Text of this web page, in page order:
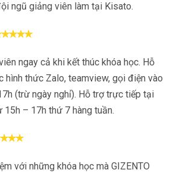
ngũ giảng viên làm tại Kisato.
✯✯✯✯
ngay cả khi kết thúc khóa học. Hỗ
hình thức Zalo, teamview, gọi điện vào
(trừ ngày nghỉ). Hỗ trợ trực tiếp tại
– 17h thứ 7 hàng tuần.
✯✯✯
với những khóa học mà GIZENTO